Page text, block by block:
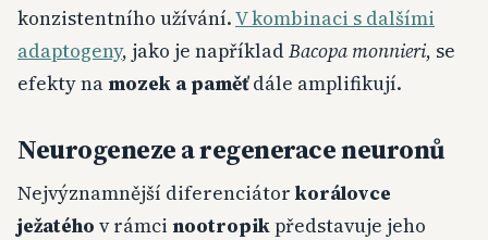
konzistentního užívání.V kombinaci s dalšími
adaptogeny, jako je například Bacopa monnieri, se
efekty na mozek a paměťdále amplifikují.
Neurogeneze a regenerace neuronů
Nejvýznamnější diferenciátor korálovce
ježatého v rámci nootropikpředstavuje jeho